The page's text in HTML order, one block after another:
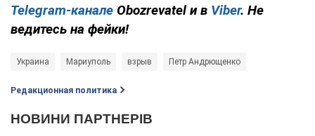
Telegram-канале Obozrevatel и в Viber. Не
ведитесь на фейки!
Украина Мариуполь взрыв Петр Андрющенко
Редакционная политика